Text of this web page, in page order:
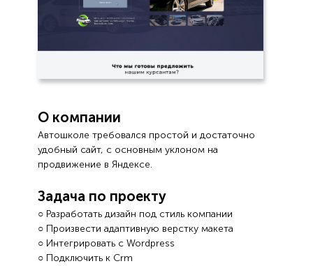
О компании
Автошколе требовался простой и достаточно
удобный сайт, с основным уклоном на
продвижение в Яндексе.
Задача по проекту
○ Разработать дизайн под стиль компании
○ Произвести адаптивную верстку макета
○ Интегрировать с Wordpress
○ Подключить к Crm